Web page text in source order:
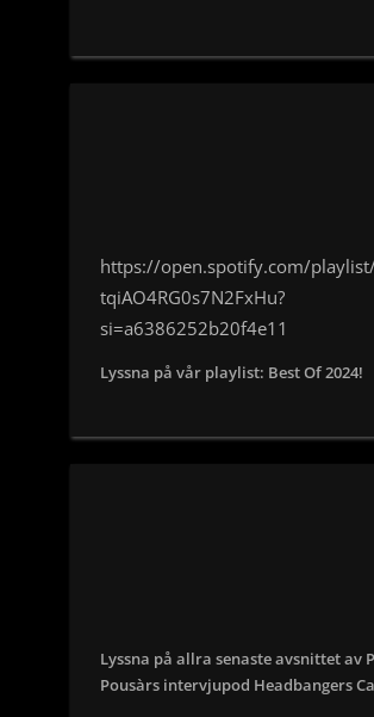
https://open.spotify.com/
tqiAO4RG0s7N2FxHu?
si=a6386252b20f4e11
Lyssna på vår playlist: Best Of 2024!
Lyssna på allra senaste avsnittet av
Pousàrs intervjupod Headbangers